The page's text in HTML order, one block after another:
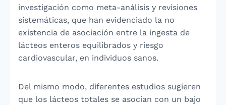
investigación como meta-análisis y revisiones
sistemáticas, que han evidenciado la no
existencia de asociación entre la ingesta de
lácteos enteros equilibrados y riesgo
cardiovascular, en individuos sanos.
Del mismo modo, diferentes estudios sugieren
que los lácteos totales se asocian con un bajo